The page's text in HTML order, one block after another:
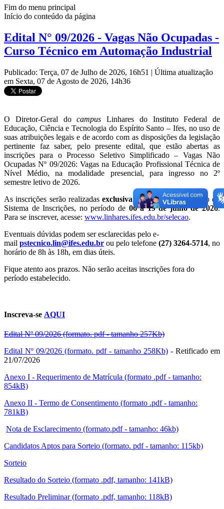
Fim do menu principal
Início do conteúdo da página
Edital N° 09/2026 - Vagas Não Ocupadas -
Curso Técnico em Automação Industrial
Publicado: Terça, 07 de Julho de 2026, 16h51 | Última atualização
em Sexta, 07 de Agosto de 2026, 14h36
O Diretor-Geral docampus Linhares do Instituto Federal de
Educação, Ciência e Tecnologia do Espírito Santo – Ifes, no uso de
suas atribuições legais e de acordo com as disposições da legislação
pertinente faz saber, pelo presente edital, que estão abertas as
inscrições para o Processo Seletivo Simplificado – Vagas Não
Ocupadas Nº 09/2026: Vagas na Educação Profissional Técnica de
Nível Médio, na modalidade presencial, para ingresso no 2º
semestre letivo de 2026.
As inscrições serão realizadas exclusivamente online, por meio do
Sistema de Inscrições, no período de 06 a 19 de julho de 2026.
Para se inscrever, acesse: www.linhares.ifes.edu.br/selecao.
Eventuais dúvidas podem ser esclarecidas pelo e-
mail pstecnico.lin@ifes.edu.br ou pelo telefone (27) 3264-5714, no
horário de 8h às 18h, em dias úteis.
Fique atento aos prazos. Não serão aceitas inscrições fora do
período estabelecido.
Inscreva-se AQUI
Edital Nº 09/2026 (formato. pdf - tamanho 257Kb)
Edital Nº 09/2026 (formato. pdf - tamanho 258Kb) - Retificado em
21/07/2026
Anexo I - Requerimento de Matrícula (formato .pdf - tamanho:
854kB)
Anexo II - Termo de Consentimento (formato .pdf - tamanho:
781kB)
Nota de Esclarecimento (formato.pdf - tamanho: 46kb)
Candidatos Aptos para Sorteio (formato. pdf - tamanho: 115kb)
Sorteio
Resultado do Sorteio (formato .pdf, tamanho: 141kB)
Resultado Preliminar (formato .pdf, tamanho: 118kB)